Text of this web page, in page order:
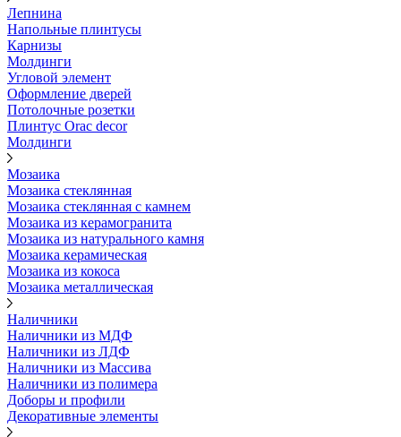
Лепнина
Напольные плинтусы
Карнизы
Молдинги
Угловой элемент
Оформление дверей
Потолочные розетки
Плинтус Orac decor
Молдинги
Мозаика
Мозаика стеклянная
Мозаика стеклянная с камнем
Мозаика из керамогранита
Мозаика из натурального камня
Мозаика керамическая
Мозаика из кокоса
Мозаика металлическая
Наличники
Наличники из МДФ
Наличники из ЛДФ
Наличники из Массива
Наличники из полимера
Доборы и профили
Декоративные элементы